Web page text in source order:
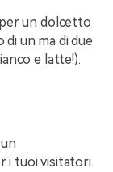
un dolcetto
un ma di due
e latte!).
i tuoi visitatori.